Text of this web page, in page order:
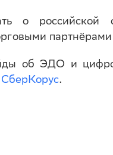
о российской
об ЭДО и
.